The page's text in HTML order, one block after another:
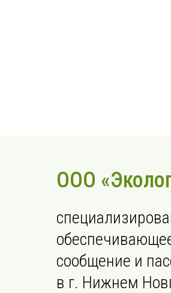
ООО
сообщение и
в г. Нижнем